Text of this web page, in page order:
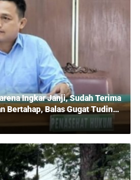
Ingkar Janji, Sudah Terima
Bertahap, Balas Gugat Tuding